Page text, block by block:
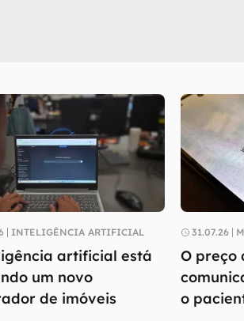
INTELIGÊNCIA ARTIFICIAL
artificial está
um novo
de imóveis
31.07.26
O preço
o